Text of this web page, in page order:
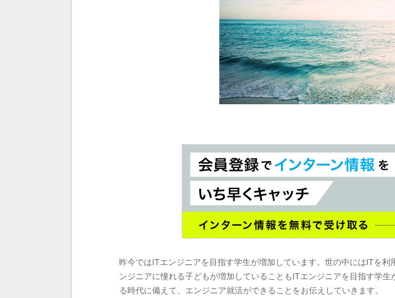
昨今ではITエンジニアを目指す学生が増加しています。世の中にはITを
ンジニアに憧れる子どもが増加していることもITエンジニアを目指す学
る時代に備えて、エンジニア就活ができることをお伝えしていきます。